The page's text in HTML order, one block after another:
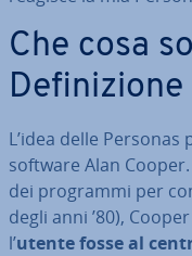
Che cosa
L’idea delle
software Alan
dei programmi per
degli anni ’80),
l’utente fosse al